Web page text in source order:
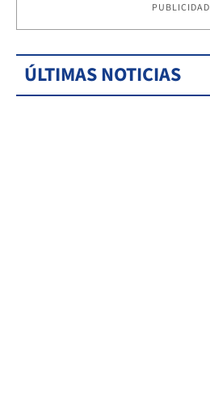
PUBLICIDAD
ÚLTIMAS NOTICIAS